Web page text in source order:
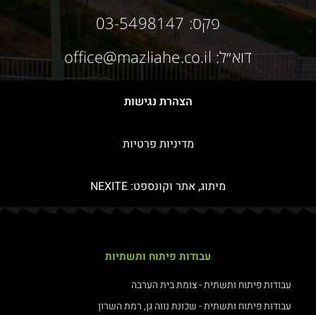
פקס: 03-5498147
דוא״ל: office@mazliahe.co.il
הצהרת נגישות
מדיניות פרטיות
מיתוג, אתר וקונספט: NEXITE
עבודות פיתוח ותשתיות
עבודות פיתוח ותשתית - צומת בית הערבה
עבודות פיתוח ותשתית - שכונת נווה גן, רמת השרון